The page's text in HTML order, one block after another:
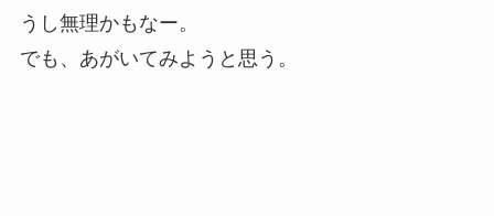
うし無理かもなー。
でも、あがいてみようと思う。